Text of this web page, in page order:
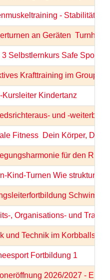
- Stabilität
an Geräten 
3 Selbstlernkurs Safe Sport
Krafttraining im
Kursleiter Kindertanz
und -
Fitness  Dein Körper,
für den
Kind-Turnen Wie
, Organisations- und
und Technik im
Fortbildung 1
2026/2027 -